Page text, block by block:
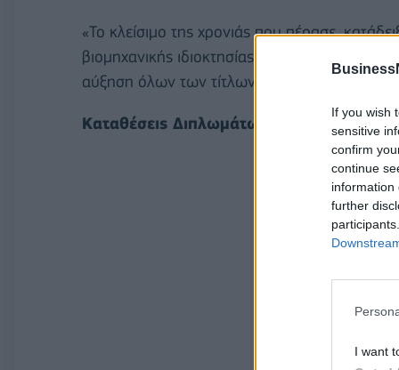
If you wish
sensitive
confirm
continue
information
further
I want
«Το κλείσιμο της χρονιάς που πέρασε,
βιομηχανικής ιδιοκτησίας κάτω από την ίδια
αύξηση όλων των τίτλων προστασίας που
Καταθέσεις Διπλωμάτων Ευρεσιτεχνίας